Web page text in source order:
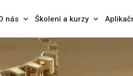
nás Školení a kurzy